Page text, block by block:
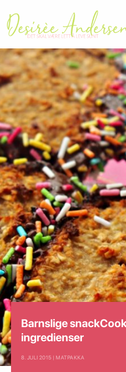
Barnslige
ingredienser
8. JULI 2015 | MATPAKKA